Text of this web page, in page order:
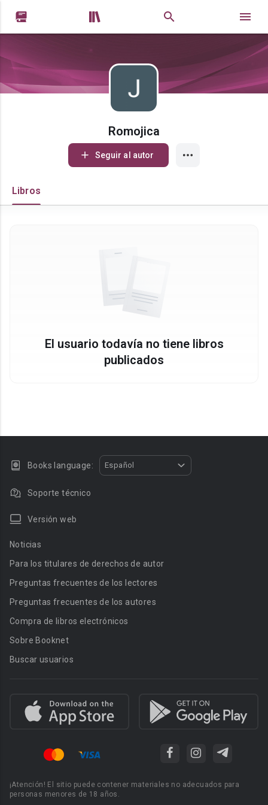
 
Romojica
Seguir al autor
Libros
El usuario todavía no tiene libros
publicados
Books language: Español
Soporte técnico
Versión web
Noticias
Para los titulares de derechos de autor
Preguntas frecuentes de los lectores
Preguntas frecuentes de los autores
Compra de libros electrónicos
Sobre Booknet
Buscar usuarios
¡Atención! El sitio puede contener materiales no adecuados para
personas menores de 18 años.